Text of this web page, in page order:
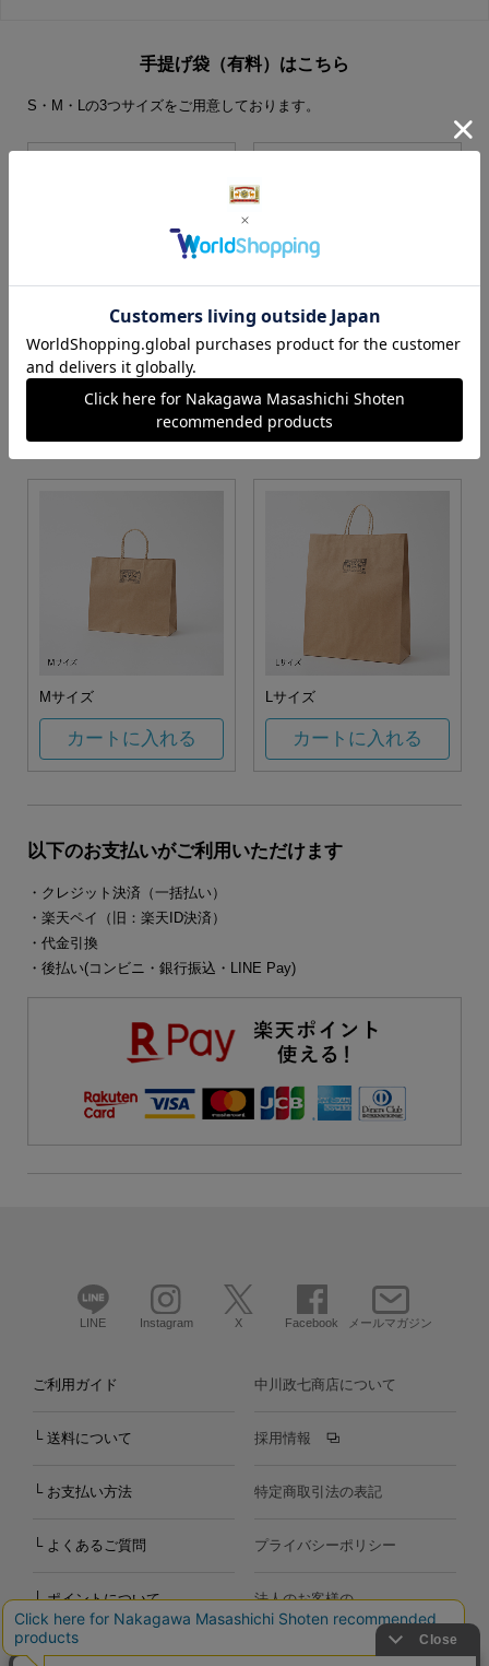
手提げ袋（有料）はこちら
S・M・Lの3つサイズをご用意しております。
S・M・Lサイズより当店に
お任せ
カートに入れる カートに入れる
Mサイズ
カートに入れる
Lサイズ
カートに入れる
以下のお支払いがご利用いただけます
・クレジット決済（一括払い）
・楽天ペイ（旧：楽天ID決済）
・代金引換
・後払い(コンビニ・銀行振込・LINE Pay)
LINE Instagram X Facebook メールマガジン
ご利用ガイド
└ 送料について
└ お支払い方法
└ よくあるご質問
└ ポイントについて
個人のお客様の
中川政七商店について
採用情報
特定商取引法の表記
プライバシーポリシー
法人のお客様の
お問い合わせ